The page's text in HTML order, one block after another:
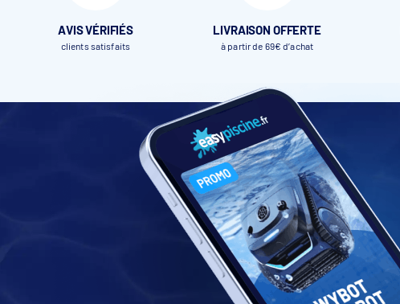
AVIS VÉRIFIÉS
clients satisfaits
LIVRAISON OFFERTE
à partir de 69€ d’achat